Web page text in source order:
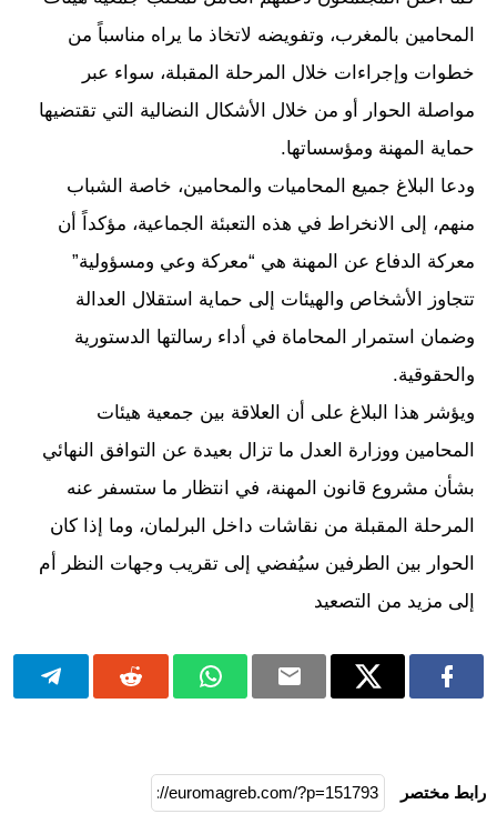
المحامين بالمغرب، وتفويضه لاتخاذ ما يراه مناسباً من
خطوات وإجراءات خلال المرحلة المقبلة، سواء عبر
مواصلة الحوار أو من خلال الأشكال النضالية التي تقتضيها
حماية المهنة ومؤسساتها.
ودعا البلاغ جميع المحاميات والمحامين، خاصة الشباب
منهم، إلى الانخراط في هذه التعبئة الجماعية، مؤكداً أن
معركة الدفاع عن المهنة هي “معركة وعي ومسؤولية”
تتجاوز الأشخاص والهيئات إلى حماية استقلال العدالة
وضمان استمرار المحاماة في أداء رسالتها الدستورية
والحقوقية.
ويؤشر هذا البلاغ على أن العلاقة بين جمعية هيئات
المحامين ووزارة العدل ما تزال بعيدة عن التوافق النهائي
بشأن مشروع قانون المهنة، في انتظار ما ستسفر عنه
المرحلة المقبلة من نقاشات داخل البرلمان، وما إذا كان
الحوار بين الطرفين سيُفضي إلى تقريب وجهات النظر أم
إلى مزيد من التصعيد
رابط مختصر